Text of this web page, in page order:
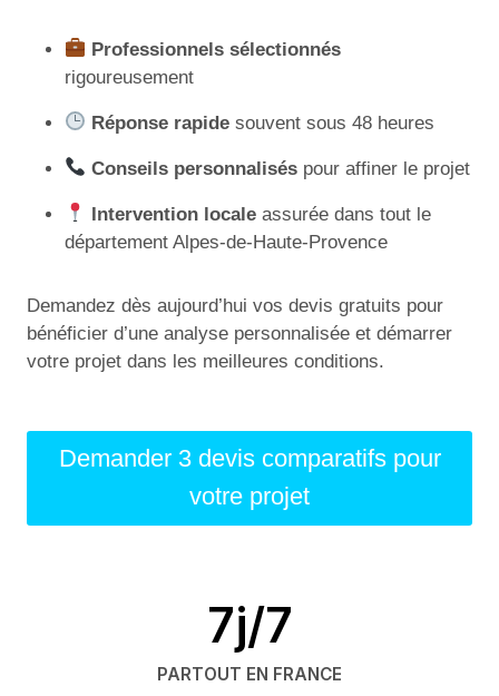
Professionnels sélectionnés
rigoureusement
Réponse rapide souvent sous 48 heures
Conseils personnalisés pour affiner le projet
Intervention locale assurée dans tout le
département Alpes-de-Haute-Provence
Demandez dès aujourd’hui vos devis gratuits pour
bénéficier d’une analyse personnalisée et démarrer
votre projet dans les meilleures conditions.
Demander 3 devis comparatifs pour
votre projet
7j/7
PARTOUT EN FRANCE